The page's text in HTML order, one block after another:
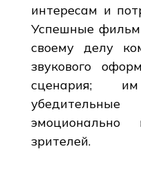
интересам и
Успешные
своему делу
звукового
сценария;
зрителей.